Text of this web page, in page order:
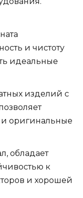
и чистоту
идеальные
изделий с
оригинальные
обладает
к
и хорошей